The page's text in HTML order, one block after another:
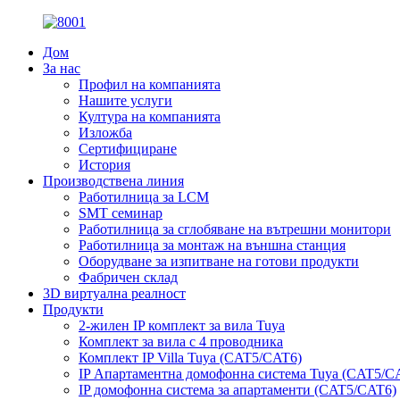
Дом
За нас
Профил на компанията
Нашите услуги
Култура на компанията
Изложба
Сертифициране
История
Производствена линия
Работилница за LCM
SMT семинар
Работилница за сглобяване на вътрешни монитори
Работилница за монтаж на външна станция
Оборудване за изпитване на готови продукти
Фабричен склад
3D виртуална реалност
Продукти
2-жилен IP комплект за вила Tuya
Комплект за вила с 4 проводника
Комплект IP Villa Tuya (CAT5/CAT6)
IP Апартаментна домофонна система Tuya (CAT5/
IP домофонна система за апартаменти (CAT5/CAT6)